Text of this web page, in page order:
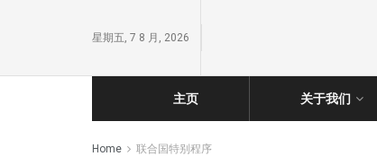
星期五, 7 8 月, 2026
主页 关于我们
Home 联合国特别程序